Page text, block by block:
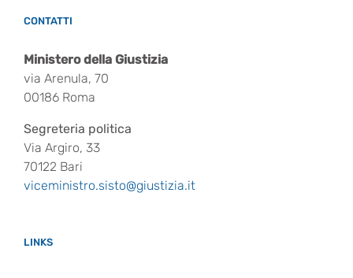
CONTATTI
Ministero della Giustizia
via Arenula, 70
00186 Roma
Segreteria politica
Via Argiro, 33
70122 Bari
viceministro.sisto@giustizia.it
LINKS